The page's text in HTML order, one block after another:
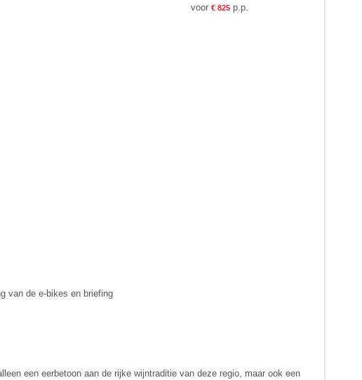
voor€ 825 p.p.
van de e-bikes en briefing
een eerbetoon aan de rijke wijntraditie van deze regio, maar ook een